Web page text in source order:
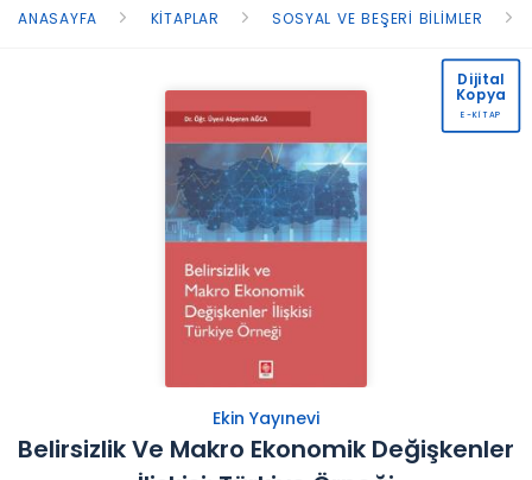
ANASAYFA KITAPLAR SOSYAL VE BEŞERI BILIMLER
Ekin Yayınevi
Belirsizlik Ve Makro Ekonomik Değişkenler
Dijital
Kopya
E-KİTAP